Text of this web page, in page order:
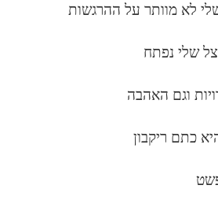
לא מוותר על ההרגשות
שלי נפתח
וגם האהבה
כתם ריקבון